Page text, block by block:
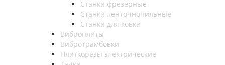
Станки фрезерные
Станки ленточнопильные
Станки для ковки
Виброплиты
Вибротрамбовки
Плиткорезы электрические